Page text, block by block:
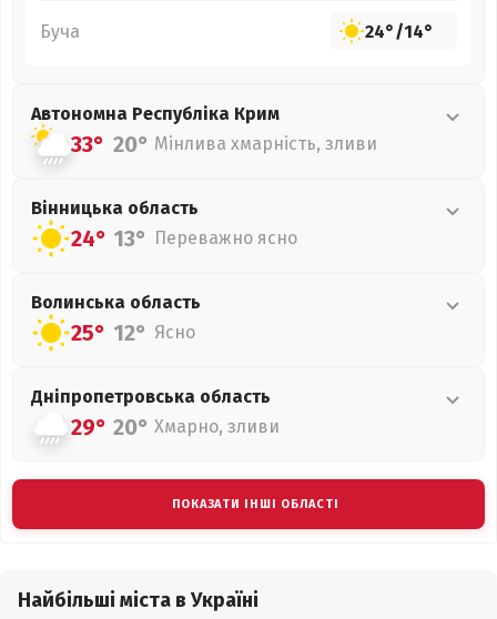
Буча 24°/14°
Автономна Республіка Крим
33° 20° Мінлива хмарність, зливи
Вінницька область
24° 13° Переважно ясно
Волинська область
25° 12° Ясно
Дніпропетровська область
29° 20° Хмарно, зливи
ПОКАЗАТИ ІНШІ ОБЛАСТІ
Найбільші міста в Україні